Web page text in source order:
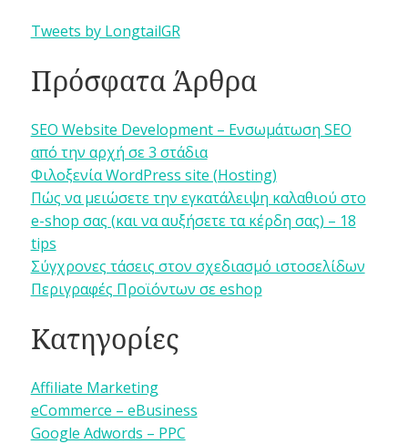
Tweets by LongtailGR
Πρόσφατα Άρθρα
SEO Website Development – Ενσωμάτωση SEO
από την αρχή σε 3 στάδια
Φιλοξενία WordPress site (Hosting)
Πώς να μειώσετε την εγκατάλειψη καλαθιού στο
e-shop σας (και να αυξήσετε τα κέρδη σας) – 18
tips
Σύγχρονες τάσεις στον σχεδιασμό ιστοσελίδων
Περιγραφές Προϊόντων σε eshop
Κατηγορίες
Affiliate Marketing
eCommerce – eBusiness
Google Adwords – PPC